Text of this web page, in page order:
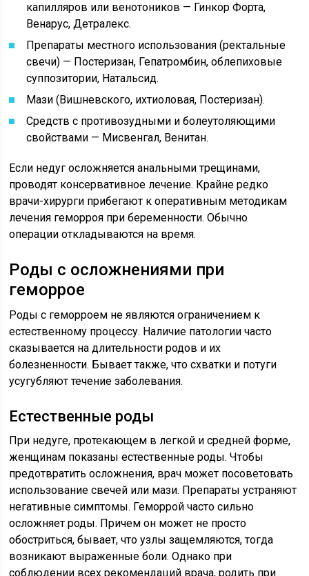
капилляров или венотоников — Гинкор Форта,
Венарус, Детралекс.
Препараты местного использования (ректальные
свечи) — Постеризан, Гепатромбин, облепиховые
суппозитории, Натальсид.
Мази (Вишневского, ихтиоловая, Постеризан).
Средств с противозудными и болеутоляющими
свойствами — Мисвенгал, Венитан.
Если недуг осложняется анальными трещинами,
проводят консервативное лечение. Крайне редко
врачи-хирурги прибегают к оперативным методикам
лечения геморроя при беременности. Обычно
операции откладываются на время.
Роды с осложнениями при
геморрое
Роды с геморроем не являются ограничением к
естественному процессу. Наличие патологии часто
сказывается на длительности родов и их
болезненности. Бывает также, что схватки и потуги
усугубляют течение заболевания.
Естественные роды
При недуге, протекающем в легкой и средней форме,
женщинам показаны естественные роды. Чтобы
предотвратить осложнения, врач может посоветовать
использование свечей или мази. Препараты устраняют
негативные симптомы. Геморрой часто сильно
осложняет роды. Причем он может не просто
обостриться, бывает, что узлы защемляются, тогда
возникают выраженные боли. Однако при
соблюдении всех рекомендаций врача, родить при